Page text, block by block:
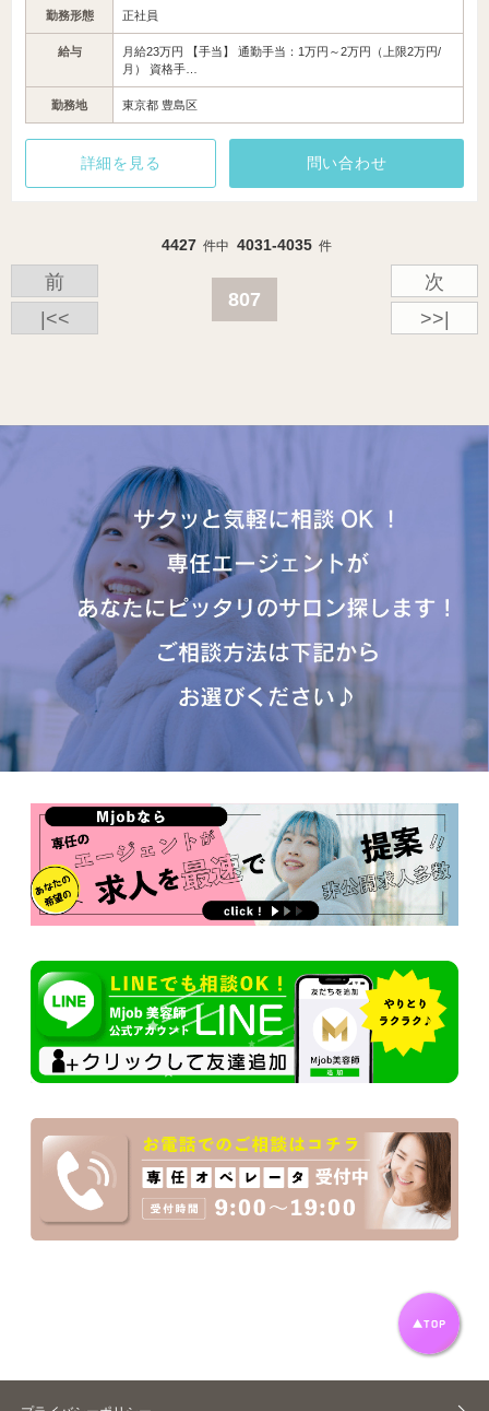
勤務形態 正社員
給与
月給23万円 【手当】 通勤手当：1万円～2万円（上限2万円/
月） 資格手…
勤務地 東京都 豊島区
詳細を見る 問い合わせ
4427 件中 4031-4035 件
|<<
前
807
次
>>|